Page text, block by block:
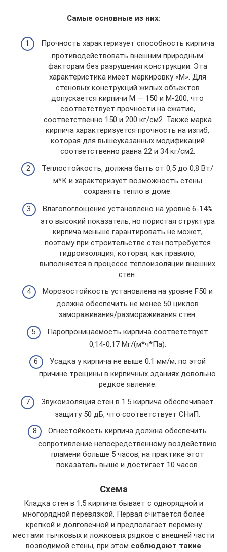
Самые основные из них:
Прочность характеризует способность кирпича
противодействовать внешним природным
факторам без разрушения конструкции. Эта
характеристика имеет маркировку «М». Для
стеновых конструкций жилых объектов
допускается кирпичи М — 150 и М-200, что
соответствует прочности на сжатие,
соответственно 150 и 200 кг/см2. Также марка
кирпича характеризуется прочность на изгиб,
которая для вышеуказанных модификаций
соответственно равна 22 и 34 кг/см2.
Теплостойкость, должна быть от 0,5 до 0,8 Вт/
м*К и характеризует возможность стены
сохранять тепло в доме.
Влагопоглощение установлено на уровне 6-14%
это высокий показатель, но пористая структура
кирпича меньше гарантировать не может,
поэтому при строительстве стен потребуется
гидроизоляция, которая, как правило,
выполняется в процессе теплоизоляции внешних
стен.
Морозостойкость установлена на уровне F50 и
должна обеспечить не менее 50 циклов
замораживания/размораживания стен.
Паропроницаемость кирпича соответствует
0,14-0,17 Мг/(м*ч*Па).
Усадка у кирпича не выше 0.1 мм/м, по этой
причине трещины в кирпичных зданиях довольно
редкое явление.
Звукоизоляция стен в 1.5 кирпича обеспечивает
защиту 50 дБ, что соответствует СНиП.
Огнестойкость кирпича должна обеспечить
сопротивление непосредственному воздействию
пламени больше 5 часов, на практике этот
показатель выше и достигает 10 часов.
Схема
Кладка стен в 1,5 кирпича бывает с однорядной и
многорядной перевязкой. Первая считается более
крепкой и долговечной и предполагает перемену
местами тычковых и ложковых рядков с внешней части
возводимой стены, при этом соблюдают такие